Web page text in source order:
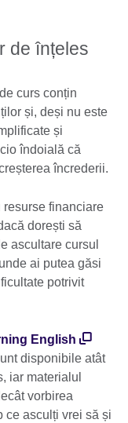
de înțeles
curs conțin
și, deși nu este
și
îndoială că
încrederii.
resurse financiare
dorești să
ascultare cursul
ai putea găsi
potrivit
English
disponibile atât
iar materialul
vorbirea
ce asculți vrei să și